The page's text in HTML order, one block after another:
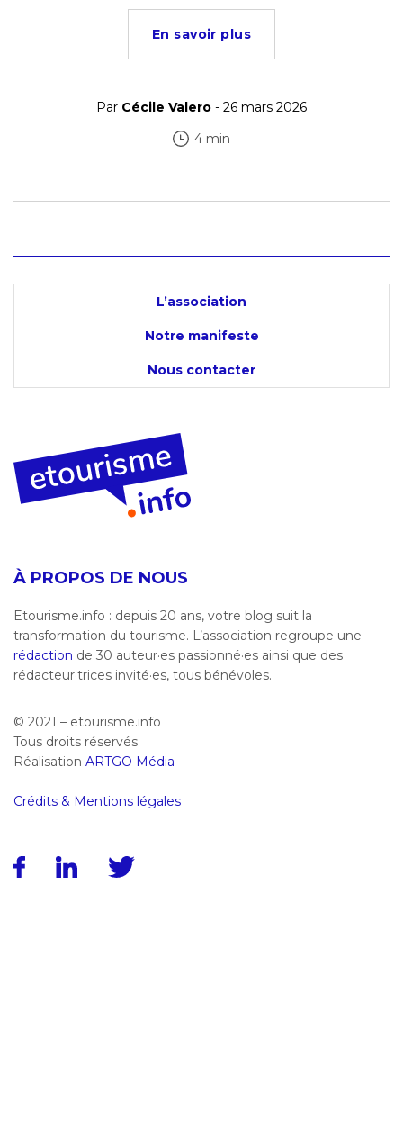
En savoir plus
Par Cécile Valero - 26 mars 2026
4 min
L’association
Notre manifeste
Nous contacter
À PROPOS DE NOUS
Etourisme.info : depuis 20 ans, votre blog suit la
transformation du tourisme. L’association regroupe une
rédaction de 30 auteur·es passionné·es ainsi que des
rédacteur·trices invité·es, tous bénévoles.
© 2021 – etourisme.info
Tous droits réservés
Réalisation ARTGO Média
Crédits & Mentions légales